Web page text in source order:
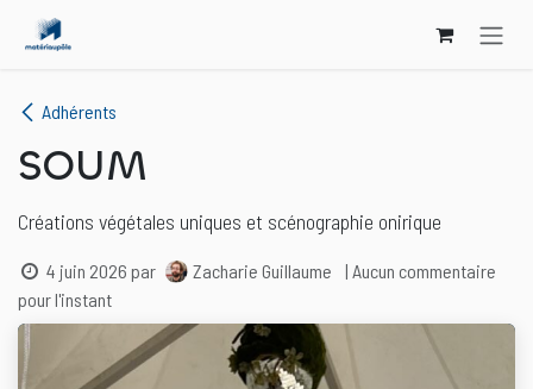
Se rendre au contenu
Adhérents
SOUM
Créations végétales uniques et scénographie onirique
4 juin 2026 par Zacharie Guillaume
| Aucun commentaire
pour l'instant